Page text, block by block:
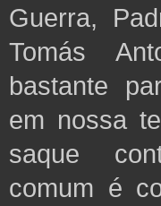
Guerra,
Tomás
bastante
em nossa
saque
comum é